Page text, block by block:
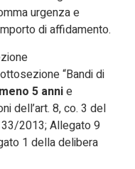
urgenza e
di affidamento.
“Bandi di
5 annie
dell’art. 8, co. 3 del
2013; Allegato 9
1 della delibera